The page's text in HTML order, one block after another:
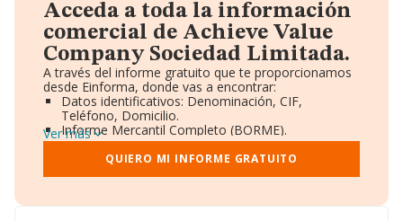
Acceda a toda la información
comercial de Achieve Value
Company Sociedad Limitada.
A través del informe gratuito que te proporcionamos
desde Einforma, donde vas a encontrar:
Datos identificativos: Denominación, CIF,
Teléfono, Domicilio.
Informe Mercantil Completo (BORME).
Gráficos de Evolución Ventas y Empleados.
Consejo de Administración y Administradores.
Directivos y Ejecutivos.
Ver más
QUIERO MI INFORME GRATUITO